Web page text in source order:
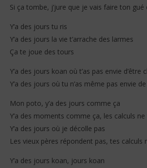
Si ça tombe, j’jure que je vais faire ton gué
Y’a des jours tu ris
Y’a des jours la vie t’arrache des larmes
Ça te joue des tours
Y’a des jours koan où t’as pas envie d’être
Y’a des jours où tu n’as même pas envie
Mon poto, y’a des jours comme ça
Y’a des moments comme ça, les calculs
Y’a des jours où je décolle pas
Les vieux pères répondent pas, tes calculs
Y’a des jours koan, jours koan